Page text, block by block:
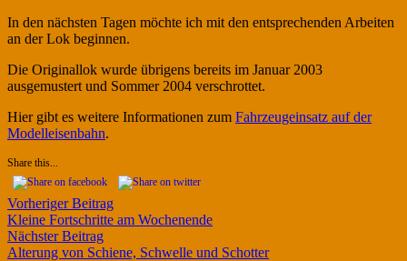
In den nächsten Tagen möchte ich mit den entsprechenden Arbeiten
an der Lok beginnen.
Die Originallok wurde übrigens bereits im Januar 2003
ausgemustert und Sommer 2004 verschrottet.
Hier gibt es weitere Informationen zum Fahrzeugeinsatz auf der
Modelleisenbahn.
Share this...
Beitragsnavigation
Vorheriger BeitragVorheriger
Beitrag:
Kleine Fortschritte am Wochenende
Nächster BeitragNächster
Beitrag:
Alterung von Schiene, Schwelle und Schotter